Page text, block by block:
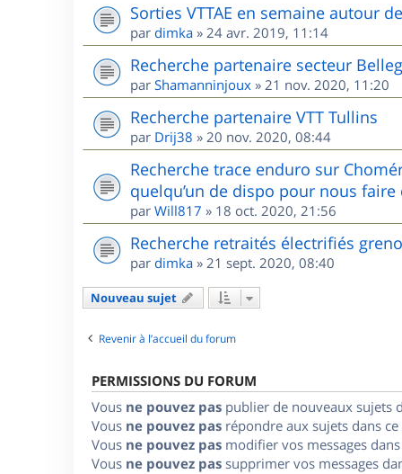
Sorties VTTAE en semaine autour
par dimka » 24 avr. 2019, 11:14
Recherche partenaire secteur
par Shamanninjoux » 21 nov. 2020, 11:20
Recherche partenaire VTT Tullins
par Drij38 » 20 nov. 2020, 08:44
Recherche trace enduro sur
quelqu’un de dispo pour nous
par Will817 » 18 oct. 2020, 21:56
Recherche retraités électrifiés
par dimka » 21 sept. 2020, 08:40
Nouveau sujet
Revenir à l’accueil du forum
PERMISSIONS DU FORUM
Vous ne pouvez pas publier de nouveaux sujets
Vous ne pouvez pas répondre aux sujets dans
Vous ne pouvez pas modifier vos messages
Vous ne pouvez pas supprimer vos messages